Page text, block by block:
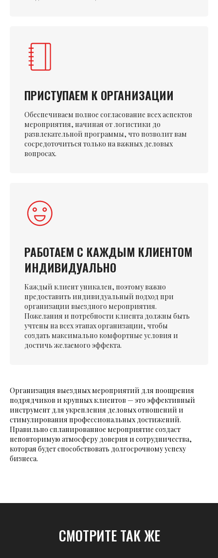
ПРИСТУПАЕМ К ОРГАНИЗАЦИИ
Обеспечиваем полное согласование всех аспектов
мероприятия, начиная от логистики до
развлекательной программы, что позволит вам
сосредоточиться только на важных деловых
вопросах.
РАБОТАЕМ С КАЖДЫМ КЛИЕНТОМ
ИНДИВИДУАЛЬНО
Каждый клиент уникален, поэтому важно
предоставить индивидуальный подход при
организации выездного мероприятия.
Пожелания и потребности клиента должны быть
учтены на всех этапах организации, чтобы
создать максимально комфортные условия и
достичь желаемого эффекта.
Организация выездных мероприятий для поощрения
подрядчиков и крупных клиентов — это эффективный
инструмент для укрепления деловых отношений и
стимулирования профессиональных достижений.
Правильно спланированное мероприятие создаст
неповторимую атмосферу доверия и сотрудничества,
которая будет способствовать долгосрочному успеху
бизнеса.
СМОТРИТЕ ТАК ЖЕ